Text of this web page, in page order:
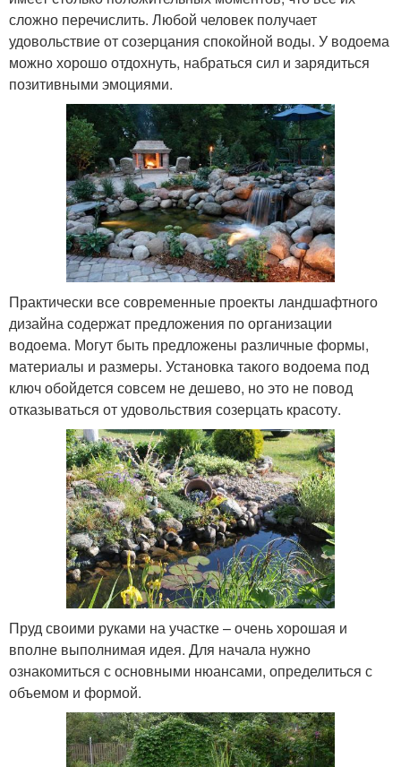
сложно перечислить. Любой человек получает
удовольствие от созерцания спокойной воды. У водоема
можно хорошо отдохнуть, набраться сил и зарядиться
позитивными эмоциями.
Практически все современные проекты ландшафтного
дизайна содержат предложения по организации
водоема. Могут быть предложены различные формы,
материалы и размеры. Установка такого водоема под
ключ обойдется совсем не дешево, но это не повод
отказываться от удовольствия созерцать красоту.
Пруд своими руками на участке – очень хорошая и
вполне выполнимая идея. Для начала нужно
ознакомиться с основными нюансами, определиться с
объемом и формой.